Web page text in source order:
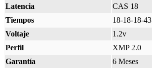
Latencia
CAS 18
Tiempos
18-18-18-43
Voltaje
1.2v
Perfil
XMP 2.0
Garantía
6 Meses